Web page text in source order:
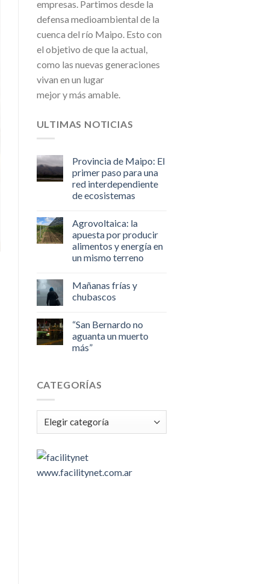
empresas. Partimos desde la
defensa medioambiental de la
cuenca del río Maipo. Esto con
el objetivo de que la actual,
como las nuevas generaciones
vivan en un lugar
mejor y más amable.
ULTIMAS NOTICIAS
Provincia de Maipo: El
primer paso para una
red interdependiente
de ecosistemas
Agrovoltaica: la
apuesta por producir
alimentos y energía en
un mismo terreno
Mañanas frías y
chubascos
“San Bernardo no
aguanta un muerto
más”
CATEGORÍAS
Categorías
www.facilitynet.com.ar